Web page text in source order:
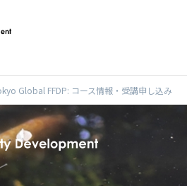
Global FFDP: コース情報・受講申し込み